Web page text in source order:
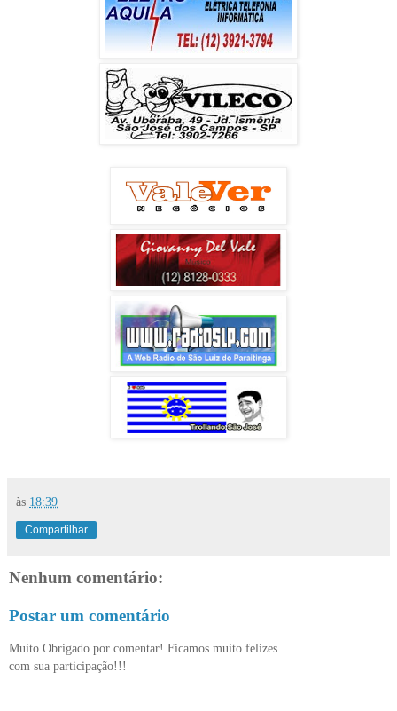
às 18:39
Compartilhar
Nenhum comentário:
Postar um comentário
Muito Obrigado por comentar! Ficamos muito felizes
com sua participação!!!